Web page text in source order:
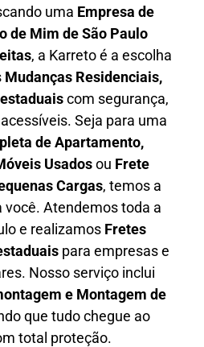
uma Empresa de
de Mim de São Paulo
, a Karreto é a escolha
Mudanças Residenciais,
com segurança,
Seja para uma
de Apartamento,
Usadosou Frete
Cargas, temos a
você. Atendemostoda a
e realizamos Fretes
para empresas e
Nosso serviço inclui
e Montagem de
que tudo chegue ao
total proteção.